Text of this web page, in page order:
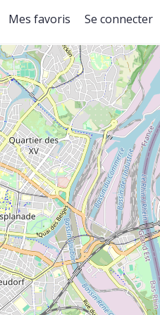
Se connecter
Mes favoris